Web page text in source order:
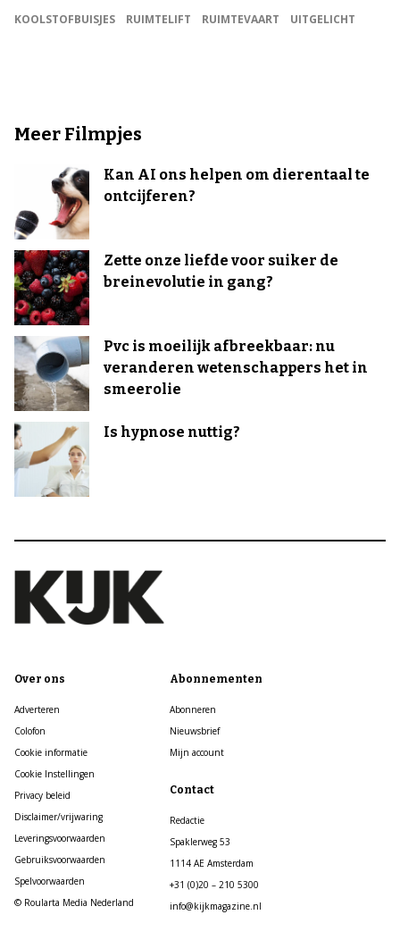
KOOLSTOFBUISJES
RUIMTELIFT RUIMTEVAART UITGELICHT
Meer Filmpjes
Kan AI ons helpen om dierentaal te
ontcijferen?
Zette onze liefde voor suiker de
breinevolutie in gang?
Pvc is moeilijk afbreekbaar: nu
veranderen wetenschappers het in
smeerolie
Is hypnose nuttig?
Over ons
Adverteren
Colofon
Cookie informatie
Cookie Instellingen
Privacy beleid
Disclaimer/vrijwaring
Leveringsvoorwaarden
Gebruiksvoorwaarden
Spelvoorwaarden
© Roularta Media Nederland
Abonnementen
Abonneren
Nieuwsbrief
Mijn account
Contact
Redactie
Spaklerweg 53
1114 AE Amsterdam
+31 (0)20 – 210 5300
info@kijkmagazine.nl